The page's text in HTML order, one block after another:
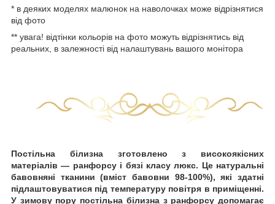
* в деяких моделях малюнок на наволочках може відрізнятися
від фото
** увага! відтінки кольорів на фото можуть відрізнятись від
реальних, в залежності від налаштувань вашого монітора
Постільна білизна зготовлено
з високоякісних
матеріалів — ранфорсу і бязі класу люкс. Це натуральні
бавовняні тканини (вміст бавовни 98-100%), які здатні
підлаштовуватися під температуру повітря в приміщенні.
У зимову пору постільна білизна з ранфорсу допомагає